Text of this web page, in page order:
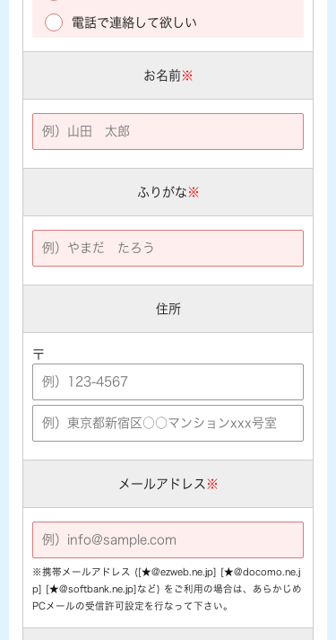
電話で連絡して欲しい
お名前※
ふりがな ※
住所
〒
メールアドレス ※
※携帯メールアドレス ([★@ezweb.ne.jp] [★@docomo.ne.j
p] [★@softbank.ne.jp]など) をご利用の場合は、あらかじめ
PCメールの受信許可設定を行なって下さい。